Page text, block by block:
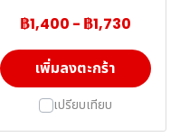
฿1,400 - ฿1,730
เพิ่มลงตะกร้า
เปรียบเทียบ